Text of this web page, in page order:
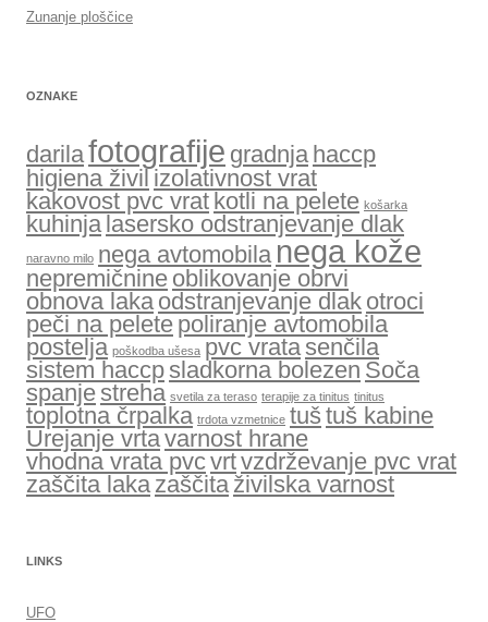
Zunanje ploščice
OZNAKE
darilafotografije gradnja haccp
higiena živil izolativnost vrat
kakovost pvc vrat kotli na pelete košarka
kuhinja lasersko odstranjevanje dlak
naravno milo nega avtomobila nega kože
nepremičnine oblikovanje obrvi
obnova laka odstranjevanje dlak otroci
peči na pelete poliranje avtomobila
postelja poškodba ušesa pvc vratasenčila
sistem haccpsladkorna bolezen Soča
spanjestreha svetila za teraso terapije za tinitus tinitus
toplotna črpalka trdota vzmetnice tuš tuš kabine
Urejanje vrtavarnost hrane
vhodna vrata pvcvrtvzdrževanje pvc vrat
zaščita laka zaščita živilska varnost
LINKS
UFO